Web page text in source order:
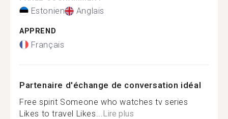
Estonien Anglais
APPREND
Français
Partenaire d'échange de conversation idéal
Free spirit Someone who watches tv series
Likes to travel Likes... Lire plus